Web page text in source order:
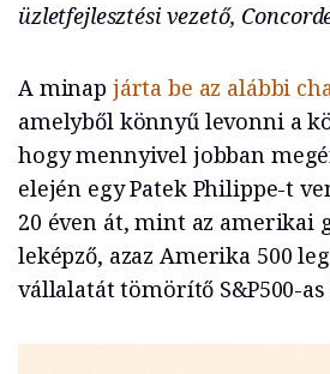
üzletfejlesztési vezető,
A minap járta be az alábbi
amelyből könnyű levonni a
hogy mennyivel jobban
elején egy Patek Philippe-t
20 éven át, mint az amerikai
leképző, azaz Amerika 500
vállalatát tömörítő S&P500-